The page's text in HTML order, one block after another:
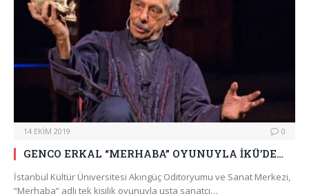
14 EKIM 2019 0
GENCO ERKAL “MERHABA” OYUNUYLA İKÜ’DE…
İstanbul Kültür Üniversitesi Akıngüç Oditoryumu ve Sanat Merkezi,
“Merhaba” adlı tek kişilik oyunuyla usta sanatçı…